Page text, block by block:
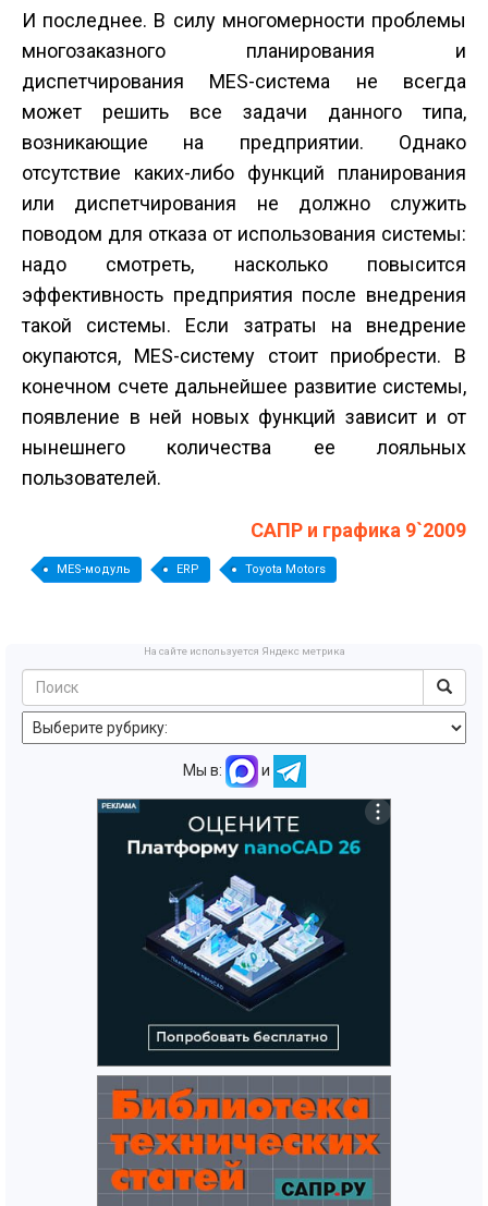
И последнее. В силу многомерности проблемы
многозаказного планирования и
диспетчирования MES-система не всегда
может решить все задачи данного типа,
возникающие на предприятии. Однако
отсутствие каких-либо функций планирования
или диспетчирования не должно служить
поводом для отказа от использования системы:
надо смотреть, насколько повысится
эффективность предприятия после внедрения
такой системы. Если затраты на внедрение
окупаются, MES-систему стоит приобрести. В
конечном счете дальнейшее развитие системы,
появление в ней новых функций зависит и от
нынешнего количества ее лояльных
пользователей.
САПР и графика 9`2009
MES-модуль ERP Toyota Motors
На сайте используется Яндекс метрика
Мы в: и